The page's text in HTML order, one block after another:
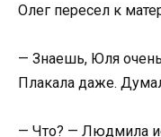
Олег пересел к
— Знаешь, Юля
Плакала даже.
— Что? — Людмила